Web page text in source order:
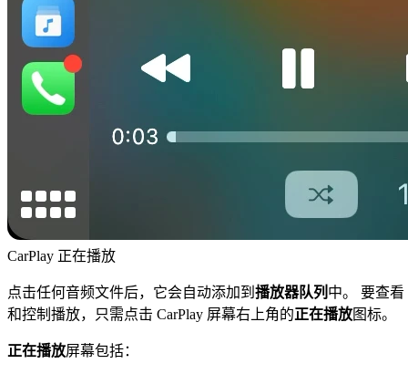
CarPlay 正在播放
点击任何音频文件后，它会自动添加到 播放器队列 中。 要查看
和控制播放，只需点击 CarPlay 屏幕右上角的正在播放图标。
正在播放屏幕包括：